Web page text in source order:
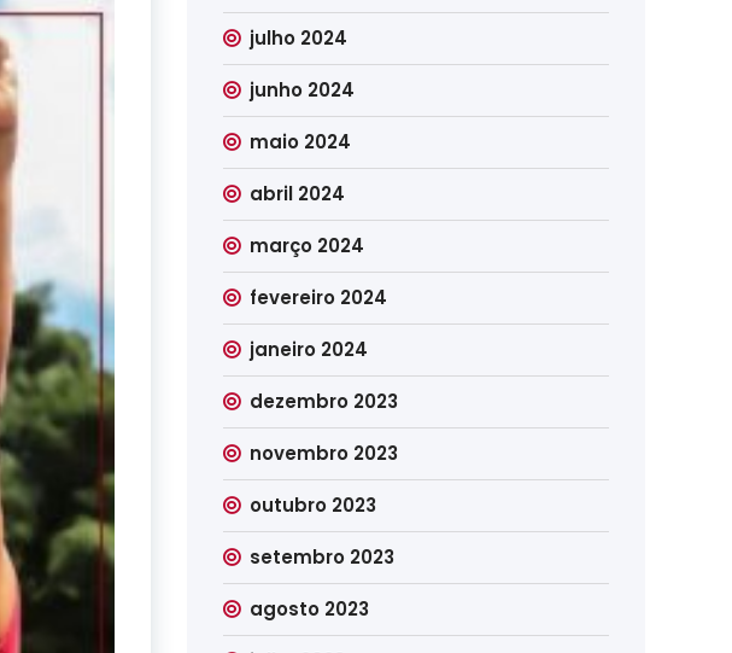
julho 2024
junho 2024
maio 2024
abril 2024
março 2024
fevereiro 2024
janeiro 2024
dezembro 2023
novembro 2023
outubro 2023
setembro 2023
agosto 2023